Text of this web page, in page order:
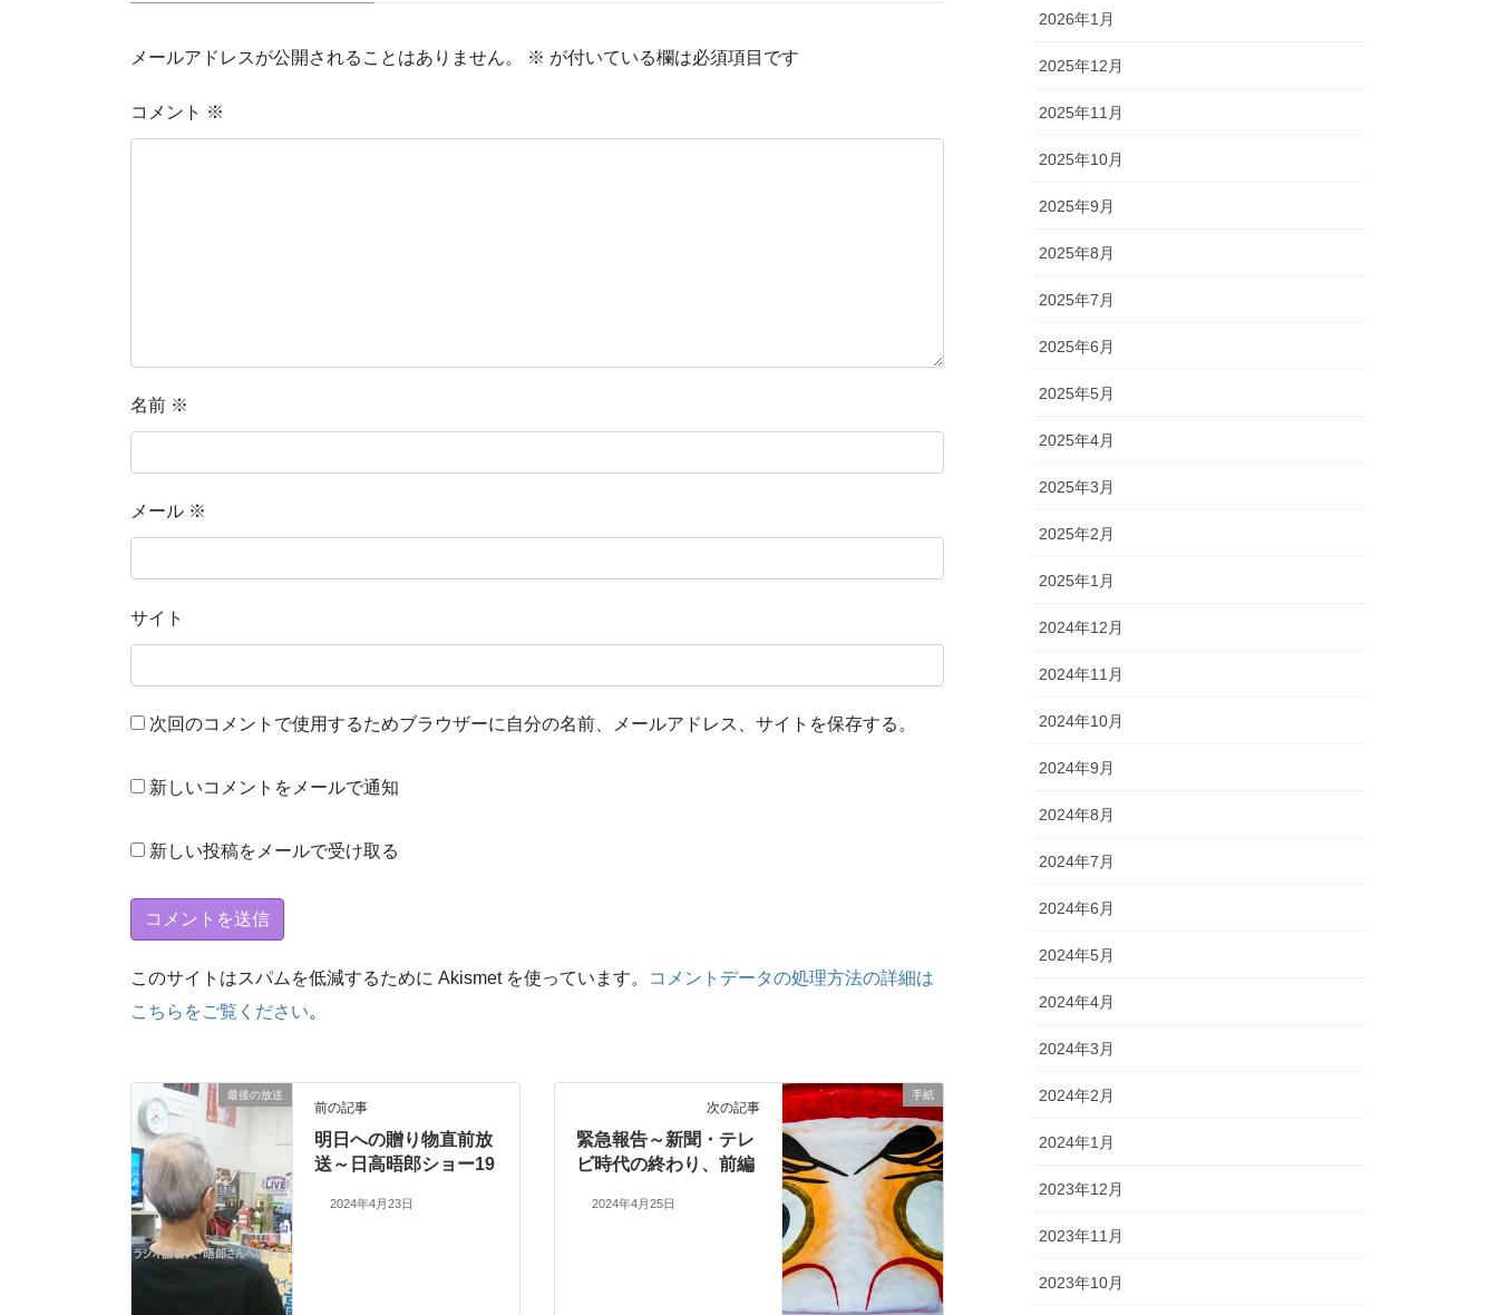
メールアドレスが公開されることはありません。 ※ が付いている欄は必須項目です
コメント ※
名前 ※
メール ※
サイト
次回のコメントで使用するためブラウザーに自分の名前、メールアドレス、サイトを保存する。
新しいコメントをメールで通知
新しい投稿をメールで受け取る
このサイトはスパムを低減するために Akismet を使っています。
コメントデータの処理方法の詳細は
こちらをご覧ください。
最後の放送
前の記事
明日への贈り物直前放
送～日高晤郎ショー19
2024年4月23日
手紙
次の記事
緊急報告～新聞・テレ
ビ時代の終わり、前編
2024年4月25日
2026年1月
2025年12月
2025年11月
2025年10月
2025年9月
2025年8月
2025年7月
2025年6月
2025年5月
2025年4月
2025年3月
2025年2月
2025年1月
2024年12月
2024年11月
2024年10月
2024年9月
2024年8月
2024年7月
2024年6月
2024年5月
2024年4月
2024年3月
2024年2月
2024年1月
2023年12月
2023年11月
2023年10月